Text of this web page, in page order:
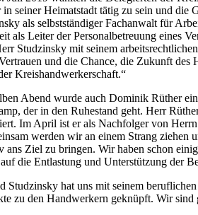
in seiner Heimatstadt tätig zu sein und die
als selbstständiger Fachanwalt für
als Leiter der Personalbetreuung eines
Studzinsky mit seinem
und die Chance, die Zukunft
Kreishandwerkerschaft.“
Abend wurde auch Dominik Rüther
der in den Ruhestand geht. Herr
Im April ist er als Nachfolger von
werden wir an einem Strang ziehen
ans Ziel zu bringen. Wir haben schon
die Entlastung und Unterstützung der
Studzinsky hat uns mit seinem
zu den Handwerkern geknüpft. Wir